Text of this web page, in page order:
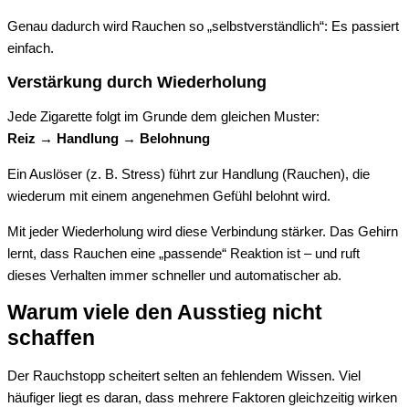
Genau dadurch wird Rauchen so „selbstverständlich“: Es passiert
einfach.
Verstärkung durch Wiederholung
Jede Zigarette folgt im Grunde dem gleichen Muster:
Reiz → Handlung → Belohnung
Ein Auslöser (z. B. Stress) führt zur Handlung (Rauchen), die
wiederum mit einem angenehmen Gefühl belohnt wird.
Mit jeder Wiederholung wird diese Verbindung stärker. Das Gehirn
lernt, dass Rauchen eine „passende“ Reaktion ist – und ruft
dieses Verhalten immer schneller und automatischer ab.
Warum viele den Ausstieg nicht
schaffen
Der Rauchstopp scheitert selten an fehlendem Wissen. Viel
häufiger liegt es daran, dass mehrere Faktoren gleichzeitig wirken